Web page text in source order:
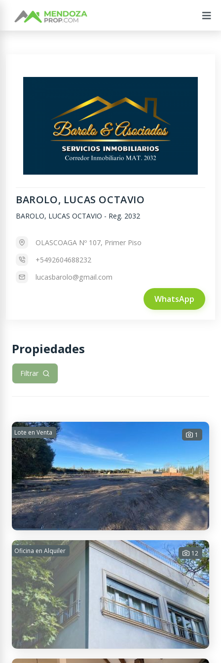
BAROLO, LUCAS OCTAVIO
BAROLO, LUCAS OCTAVIO - Reg. 2032
OLASCOAGA Nº 107, Primer Piso
+5492604688232
lucasbarolo@gmail.com
WhatsApp
Propiedades
Filtrar
Lote en Venta 1
Luis P. Simonovich 3200, M5600 San Rafael, Mendoza, Argentina
VENTA - TERRENO UBICADO EN LAS PAREDES
500 m² Tot.
USD 30.000 Contactar
Oficina en Alquiler 12
Coronel Lorenzo Barcala & Las Heras, M5602 San Rafael, Mendoza,